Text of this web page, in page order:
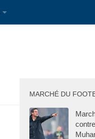
MARCHÉ DU